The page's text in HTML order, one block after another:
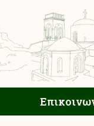
Ζωή